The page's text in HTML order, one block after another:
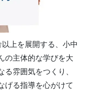
上を展開する、小中
の主体的な学びを大
雰囲気をつくり、
げる指導を心がけて